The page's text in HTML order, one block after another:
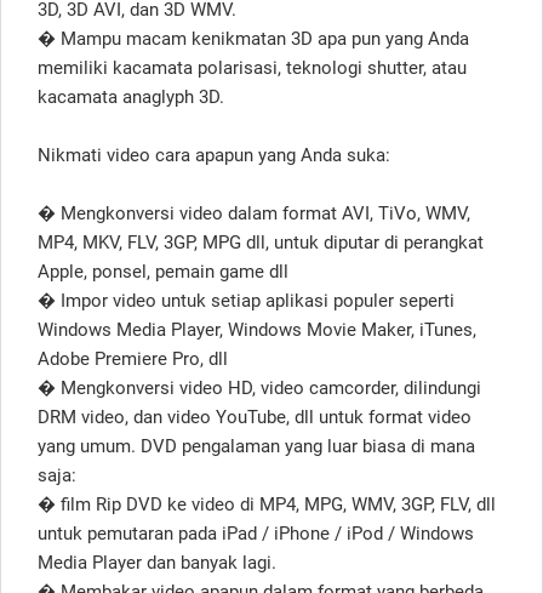
3D, 3D AVI, dan 3D WMV.
� Mampu macam kenikmatan 3D apa pun yang Anda
memiliki kacamata polarisasi, teknologi shutter, atau
kacamata anaglyph 3D.
Nikmati video cara apapun yang Anda suka:
� Mengkonversi video dalam format AVI, TiVo, WMV,
MP4, MKV, FLV, 3GP, MPG dll, untuk diputar di perangkat
Apple, ponsel, pemain game dll
� Impor video untuk setiap aplikasi populer seperti
Windows Media Player, Windows Movie Maker, iTunes,
Adobe Premiere Pro, dll
� Mengkonversi video HD, video camcorder, dilindungi
DRM video, dan video YouTube, dll untuk format video
yang umum. DVD pengalaman yang luar biasa di mana
saja:
� film Rip DVD ke video di MP4, MPG, WMV, 3GP, FLV, dll
untuk pemutaran pada iPad / iPhone / iPod / Windows
Media Player dan banyak lagi.